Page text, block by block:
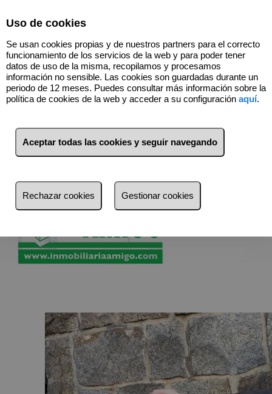
Tu inmobiliaria amiga
Estamos especializados en aportar soluciones a medida
el ámbito de la gestión inmobiliaria, ofreciendo un
asesoramiento integraldiseñado para cada cliente según
Uso de cookies
Se usan cookies propias y de nuestros partners para el correcto
funcionamiento de los servicios de la web y para poder tener
datos de uso de la misma, recopilamos y procesamos
información no sensible. Las cookies son guardadas durante un
periodo de 12 meses. Puedes consultar más información sobre la
política de cookies de la web y acceder a su configuración aquí.
Aceptar todas las cookies y seguir navegando
Rechazar cookies Gestionar cookies